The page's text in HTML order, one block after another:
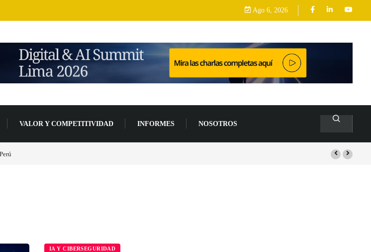
Ago 6, 2026
VALOR Y COMPETITIVIDAD INFORMES NOSOTROS
IA Y CIBERSEGURIDAD